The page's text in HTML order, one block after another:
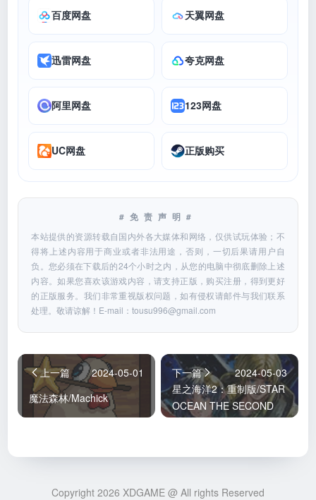
百度网盘 天翼网盘
迅雷网盘 夸克网盘
阿里网盘 123网盘
UC网盘 正版购买
#免责声明#
本站提供的资源转载自国内外各大媒体和网络，仅供试玩体验；不
得将上述内容用于商业或者非法用途，否则，一切后果请用户自
负。您必须在下载后的24个小时之内，从您的电脑中彻底删除上述
内容。如果您喜欢该游戏内容，请支持正版，购买注册，得到更好
的正版服务。我们非常重视版权问题，如有侵权请邮件与我们联系
处理。敬请谅解！E-mail：tousu996@gmail.com
上一篇
2024-05-01
魔法森林/Machick
下一篇
2024-05-03
星之海洋2：重制版/STAR
OCEAN THE SECOND
STORY R
Copyright 2026 XDGAME @ All rights Reserved